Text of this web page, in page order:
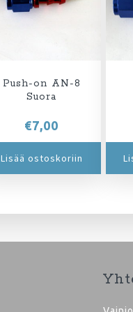
Push-on AN-8
Suora
€7,00
Lisää ostoskoriin